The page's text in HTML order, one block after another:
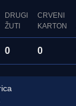
DRUGI
ŽUTI
CRVENI
KARTON
0 0